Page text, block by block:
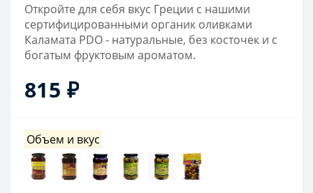
Откройте для себя вкус Греции с нашими
сертифицированными органик оливками
Каламата PDO - натуральные, без косточек и с
богатым фруктовым ароматом.
815 ₽
Объем и вкус